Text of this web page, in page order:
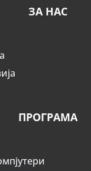
ЗА НАС
ПРОГРАМА